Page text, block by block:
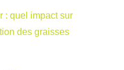
: quel impact sur
des graisses